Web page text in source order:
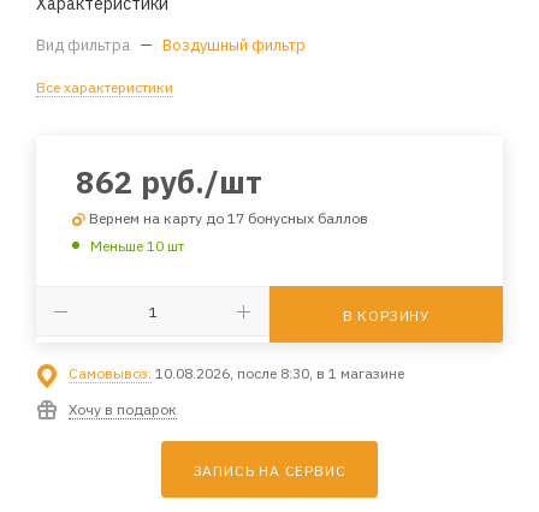
Вид фильтра — Воздушный фильтр
Все характеристики
862 руб./шт
Вернем на карту до 17 бонусных баллов
Меньше 10 шт
В КОРЗИНУ
Самовывоз: 10.08.2026, после 8:30, в 1 магазине
Хочу в подарок
ЗАПИСЬ НА СЕРВИС